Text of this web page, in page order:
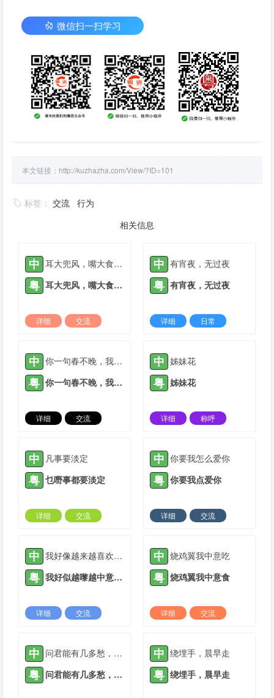
微信扫一扫学习
本文链接： http://kuzhazha.com/View/?ID=101
标签： 交流 行为
相关信息
中 耳大兜风，嘴大食穷人
粤 耳大兜风，嘴大食穷人
详细
交流
中 有宵夜，无过夜
粤 有宵夜，无过夜
详细
日常
中 你一句春不晚，我就到了真江南
粤 你一句春不晚，我就到了真江南
详细
交流
中 姊妹花
粤 姊妹花
详细
称呼
中 凡事要淡定
粤 乜嘢事都要淡定
详细
交流
中 你要我怎么爱你
粤 你要我点爱你
详细
交流
中 我好像越来越喜欢你了
粤 我好似越嚟越中意你了
详细
交流
中 烧鸡翼我中意吃
粤 烧鸡翼我中意食
详细
交流
中 问君能有几多愁，好似中信八十楼
粤 问君能有几多愁，好似中信八十楼
中 绕埋手，晨早走
粤 绕埋手，晨早走